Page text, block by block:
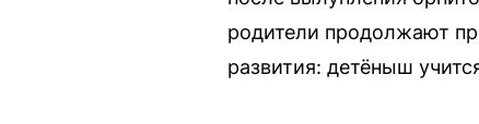
родители продолжают
развития: детёныш